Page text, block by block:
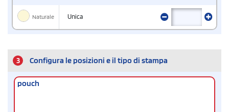
Naturale Unica
3 Configura le posizioni e il tipo di stampa
pouch